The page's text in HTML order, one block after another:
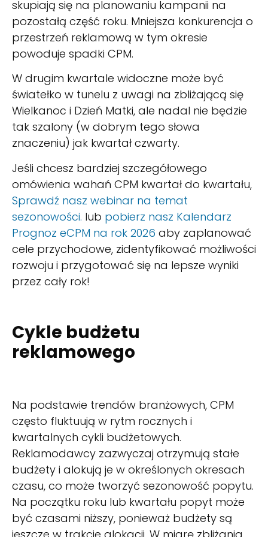
skupiają się na planowaniu kampanii na
pozostałą część roku. Mniejsza konkurencja o
przestrzeń reklamową w tym okresie
powoduje spadki CPM.
W drugim kwartale widoczne może być
światełko w tunelu z uwagi na zbliżającą się
Wielkanoc i Dzień Matki, ale nadal nie będzie
tak szalony (w dobrym tego słowa
znaczeniu) jak kwartał czwarty.
Jeśli chcesz bardziej szczegółowego
omówienia wahań CPM kwartał do kwartału,
Sprawdź nasz webinar na temat
sezonowości. lub pobierz nasz Kalendarz
Prognoz eCPM na rok 2026 aby zaplanować
cele przychodowe, zidentyfikować możliwości
rozwoju i przygotować się na lepsze wyniki
przez cały rok!
Cykle budżetu
reklamowego
Na podstawie trendów branżowych, CPM
często fluktuują w rytm rocznych i
kwartalnych cykli budżetowych.
Reklamodawcy zazwyczaj otrzymują stałe
budżety i alokują je w określonych okresach
czasu, co może tworzyć sezonowość popytu.
Na początku roku lub kwartału popyt może
być czasami niższy, ponieważ budżety są